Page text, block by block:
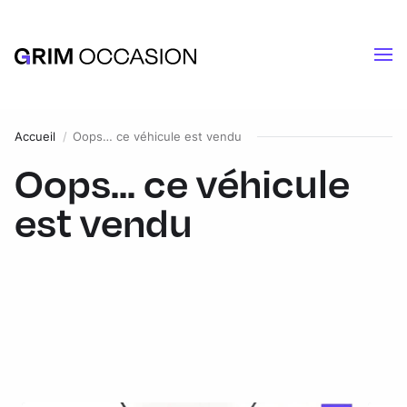
Accueil Oops… ce véhicule est vendu
Oops... ce véhicule
est vendu